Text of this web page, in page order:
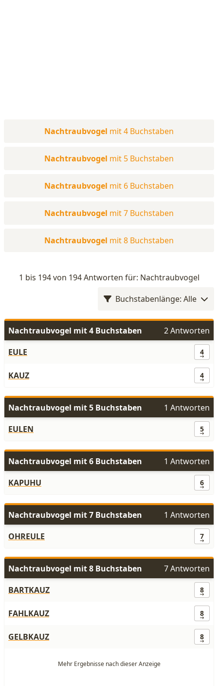
Nachtraubvogel mit 4 Buchstaben
Nachtraubvogel mit 5 Buchstaben
Nachtraubvogel mit 6 Buchstaben
Nachtraubvogel mit 7 Buchstaben
Nachtraubvogel mit 8 Buchstaben
1 bis 194 von 194 Antworten für: Nachtraubvogel
Buchstabenlänge: Alle
Nachtraubvogel mit 4 Buchstaben
2 Antworten
EULE
4
KAUZ 4
Nachtraubvogel mit 5 Buchstaben
1 Antworten
EULEN
5
Nachtraubvogel mit 6 Buchstaben
1 Antworten
KAPUHU
6
Nachtraubvogel mit 7 Buchstaben
1 Antworten
OHREULE
7
Nachtraubvogel mit 8 Buchstaben
7 Antworten
BARTKAUZ
8
FAHLKAUZ 8
GELBKAUZ 8